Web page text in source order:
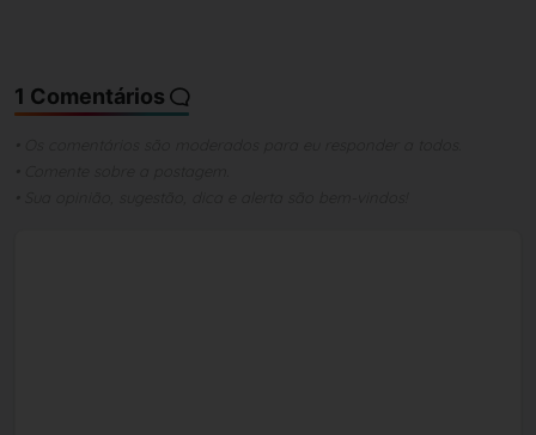
1 Comentários